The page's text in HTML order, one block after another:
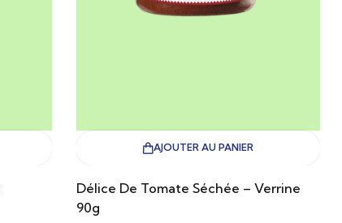
AJOUTER AU PANIER
Délice De Tomate Séchée – Verrine
90g